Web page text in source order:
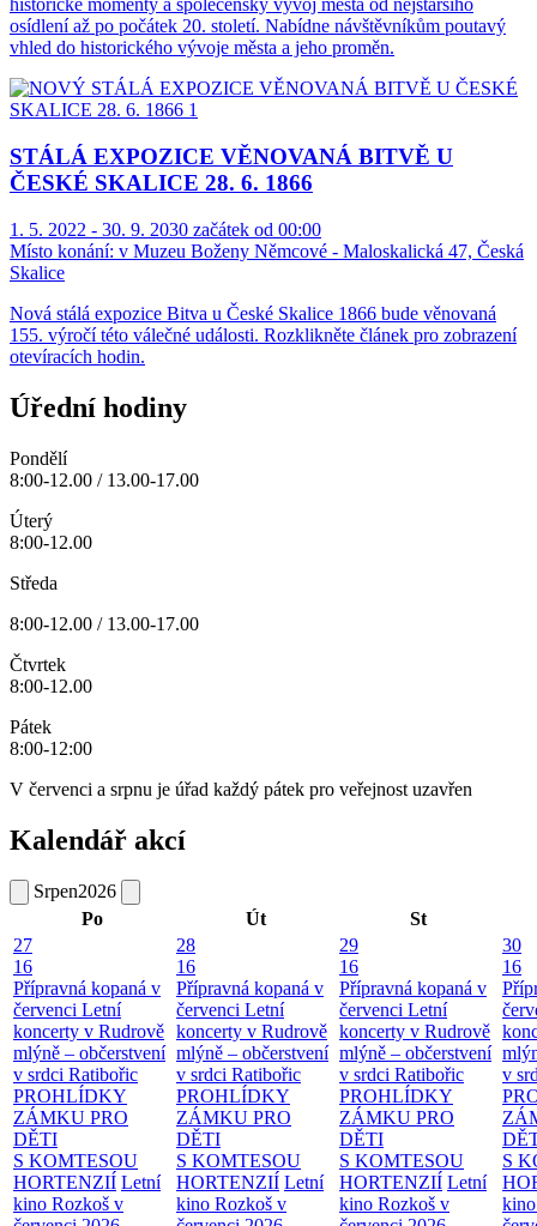
historické momenty a společenský vývoj města od nejstaršího
osídlení až po počátek 20. století. Nabídne návštěvníkům poutavý
vhled do historického vývoje města a jeho proměn.
STÁLÁ EXPOZICE VĚNOVANÁ BITVĚ U
ČESKÉ SKALICE 28. 6. 1866
1. 5. 2022 - 30. 9. 2030 začátek od 00:00
Místo konání: v Muzeu Boženy Němcové - Maloskalická 47, Česká
Skalice
Nová stálá expozice Bitva u České Skalice 1866 bude věnovaná
155. výročí této válečné události. Rozklikněte článek pro zobrazení
otevíracích hodin.
Úřední hodiny
Pondělí
8:00-12.00 / 13.00-17.00
Úterý
8:00-12.00
Středa
8:00-12.00 / 13.00-17.00
Čtvrtek
8:00-12.00
Pátek
8:00-12:00
V červenci a srpnu je úřad každý pátek pro veřejnost uzavřen
Kalendář akcí
Srpen2026
Po
Út
St
27
16
Přípravná kopaná v
červenci Letní
koncerty v Rudrově
mlýně – občerstvení
v srdci Ratibořic
PROHLÍDKY
ZÁMKU PRO
DĚTI
S KOMTESOU
HORTENZIÍ Letní
kino Rozkoš v
28
16
Přípravná kopaná v
červenci Letní
koncerty v Rudrově
mlýně – občerstvení
v srdci Ratibořic
PROHLÍDKY
ZÁMKU PRO
DĚTI
S KOMTESOU
HORTENZIÍ Letní
kino Rozkoš v
29
16
Přípravná kopaná v
červenci Letní
koncerty v Rudrově
mlýně – občerstvení
v srdci Ratibořic
PROHLÍDKY
ZÁMKU PRO
DĚTI
S KOMTESOU
HORTENZIÍ Letní
kino Rozkoš v
30
16
v
S